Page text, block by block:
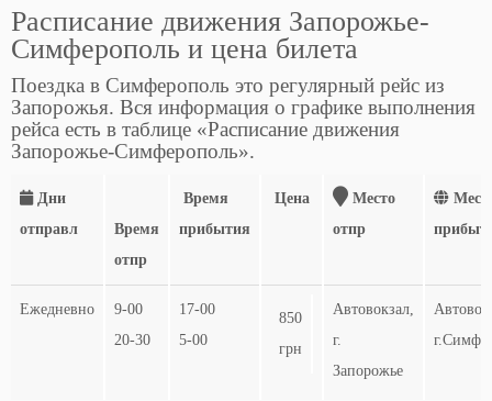
Расписание движения Запорожье-
Симферополь и цена билета
Поездка в Симферополь это регулярный рейс из
Запорожья. Вся информация о графике выполнения
рейса есть в таблице «Расписание движения
Запорожье-Симферополь».
Дни
отправл
Время
отпр
Время
прибытия
Цена
Место
отпр
Ежедневно
9-00
20-30
17-00
5-00
850
грн
Автовокзал,
г.
Запорожье